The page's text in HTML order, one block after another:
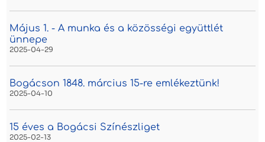
Május 1. - A munka és a közösségi együttlét
ünnepe
2025-04-29
Bogácson 1848. március 15-re emlékeztünk!
2025-04-10
15 éves a Bogácsi Színészliget
2025-02-13